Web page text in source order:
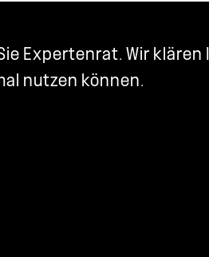
Expertenrat. Wir
nutzen können.